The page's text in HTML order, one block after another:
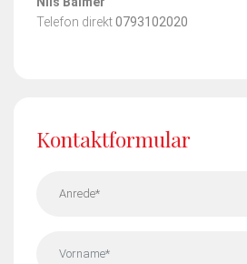
Telefon direkt0793102020
Kontaktformular